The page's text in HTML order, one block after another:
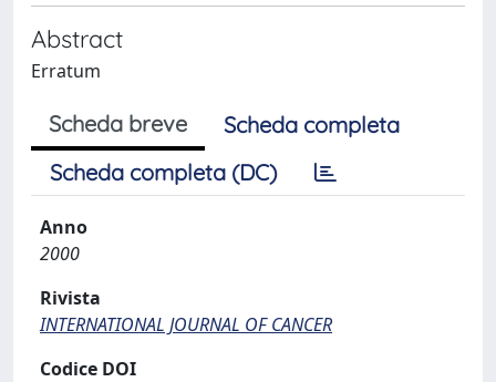
Abstract
Erratum
Scheda breve
Scheda completa
Scheda completa (DC)
Anno
2000
Rivista
INTERNATIONAL JOURNAL OF CANCER
Codice DOI